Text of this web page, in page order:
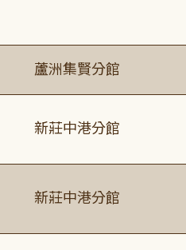
蘆洲集賢分館
新莊中港分館
新莊中港分館